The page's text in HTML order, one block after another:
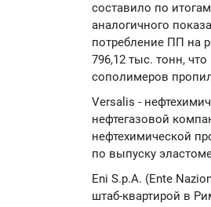
составило по
аналогичного
потребление ПП на
796,12 тыс. тонн,
сополимеров
Versalis -
нефтегазовой
нефтехимической
по выпуску
Eni S.p.A. (Ente
штаб-квартирой в